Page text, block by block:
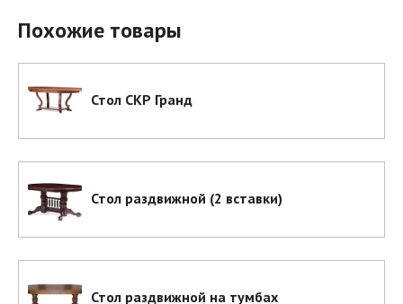
Похожие товары
Стол СКР Гранд
Стол раздвижной (2 вставки)
Стол раздвижной на тумбах